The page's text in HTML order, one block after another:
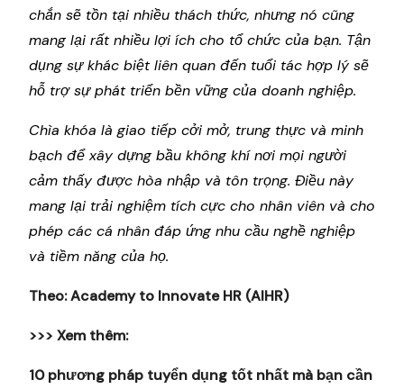
chắn sẽ tồn tại nhiều thách thức, nhưng nó cũng
mang lại rất nhiều lợi ích cho tổ chức của bạn. Tận
dụng sự khác biệt liên quan đến tuổi tác hợp lý sẽ
hỗ trợ sự phát triển bền vững của doanh nghiệp.
Chìa khóa là giao tiếp cởi mở, trung thực và minh
bạch để xây dựng bầu không khí nơi mọi người
cảm thấy được hòa nhập và tôn trọng. Điều này
mang lại trải nghiệm tích cực cho nhân viên và cho
phép các cá nhân đáp ứng nhu cầu nghề nghiệp
và tiềm năng của họ.
Theo: Academy to Innovate HR (AIHR)
>>> Xem thêm:
10 phương pháp tuyển dụng tốt nhất mà bạn cần